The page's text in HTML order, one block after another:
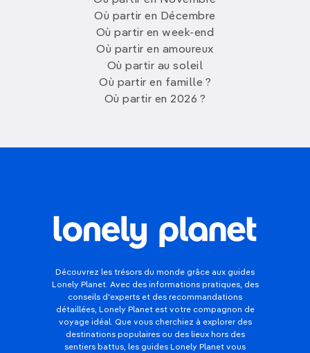
Où partir en Décembre
Où partir en week-end
Où partir en amoureux
Où partir au soleil
Où partir en famille ?
Où partir en 2026 ?
Découvrez les trésors du monde grâce aux guides
Lonely Planet. Avec des informations pratiques, des
conseils d'experts et des recommandations
détaillées, Lonely Planet est votre compagnon de
voyage idéal. Que vous cherchiez à explorer des
destinations populaires ou des lieux hors des
sentiers battus, les guides Lonely Planet vous